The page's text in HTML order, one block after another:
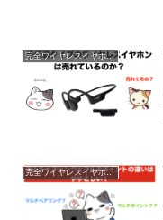
完全ワイヤレスイヤホン豆知識
完全ワイヤレスイヤホン豆知識